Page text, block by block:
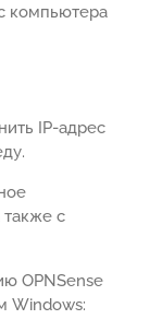
компьютера
IP-адрес
с
OPNSense
Windows: